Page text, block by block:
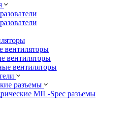
вентиляторы
вентиляторы
вентиляторы
разъемы
MIL-Spec разъемы